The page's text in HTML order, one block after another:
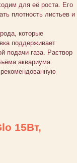
для её роста. Его
плотность листьев и
которые
поддерживает
подачи газа. Раствор
аквариума.
15Вт,